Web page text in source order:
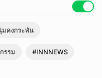
ครับ..เลยขออธิบายว่าผม
ว่ามังกร..เพราะปกติสื่อทั่วไปจะ
นังเหนียว"
คงกระพัน
รรม #INNNEWS